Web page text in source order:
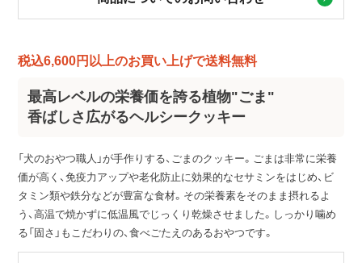
税込6,600円以上のお買い上げで送料無料
最高レベルの栄養価を誇る植物"ごま"
香ばしさ広がるヘルシークッキー
「犬のおやつ職人」が手作りする、ごまのクッキー。ごまは非常に栄養
価が高く、免疫力アップや老化防止に効果的なセサミンをはじめ、ビ
タミン類や鉄分などが豊富な食材。その栄養素をそのまま摂れるよ
う、高温で焼かずに低温風でじっくり乾燥させました。しっかり噛め
る「固さ」もこだわりの、食べごたえのあるおやつです。